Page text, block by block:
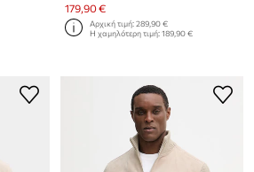
179,90 €
Αρχική τιμή:289,90 €
Η χαμηλότερη τιμή:189,90 €